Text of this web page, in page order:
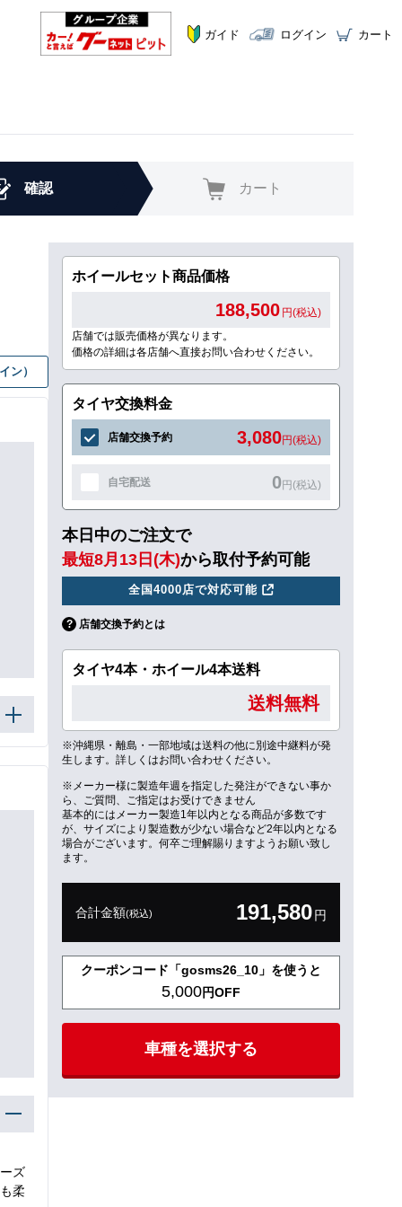
ガイド ログイン カート
確認 カート
ン）
ズ
柔
ホイールセット商品価格
188,500 円(税込)
店舗では販売価格が異なります。
価格の詳細は各店舗へ直接お問い合わせください。
タイヤ交換料金
店舗交換予約 3,080円(税込)
自宅配送 0円(税込)
本日中のご注文で
最短8月13日(木)から取付予約可能
全国4000店で対応可能
店舗交換予約とは
タイヤ4本・ホイール4本送料
送料無料
※沖縄県・離島・一部地域は送料の他に別途中継料が発
生します。詳しくはお問い合わせください。
※メーカー様に製造年週を指定した発注ができない事か
ら、ご質問、ご指定はお受けできません
基本的にはメーカー製造1年以内となる商品が多数です
が、サイズにより製造数が少ない場合など2年以内となる
場合がございます。何卒ご理解賜りますようお願い致し
ます。
合計金額(税込) 191,580円
クーポンコード「gosms26_10」を使うと
5,000円OFF
車種を選択する